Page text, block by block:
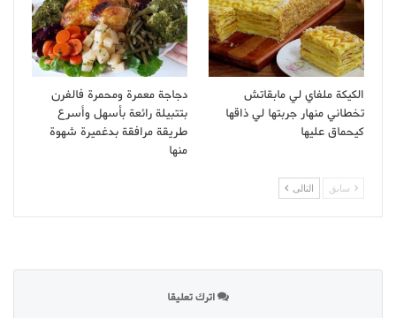
الكيكة ملفاي لي مابقاتش
تخطاني منهار جربتها لي ذاقها
كيحماق عليها
دجاجة معمرة ومحمرة فالفرن
بتتبيلة رائعة بأسهل وأسرع
طريقة مرافقة بدغميرة شهوة
منها
سابق التالى
اترك تعليقا